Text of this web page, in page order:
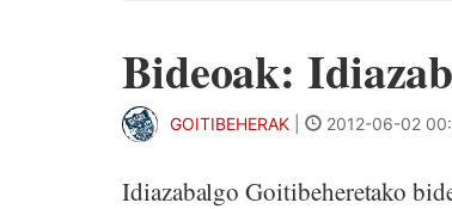
Bideoak:
GOITIBEHERAK 2012-06-02
Idiazabalgo Goitibeheretako